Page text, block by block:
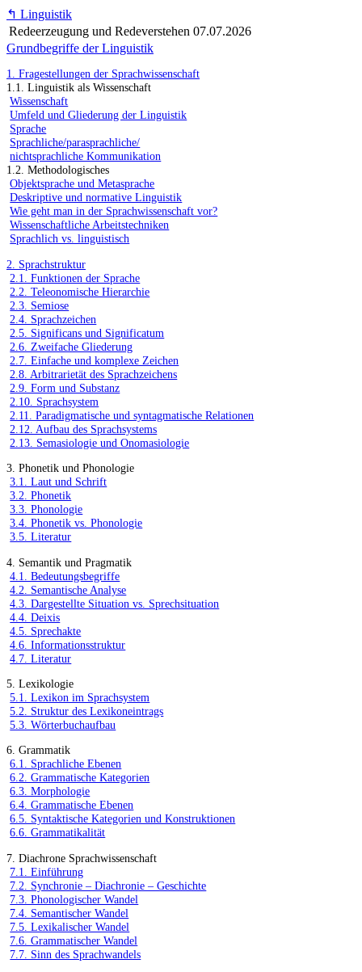
↰ Linguistik
Redeerzeugung und Redeverstehen 07.07.2026
Grundbegriffe der Linguistik
1. Fragestellungen der Sprachwissenschaft
1.1. Linguistik als Wissenschaft
Wissenschaft
Umfeld und Gliederung der Linguistik
Sprache
Sprachliche/parasprachliche/
nichtsprachliche Kommunikation
1.2. Methodologisches
Objektsprache und Metasprache
Deskriptive und normative Linguistik
Wie geht man in der Sprachwissenschaft vor?
Wissenschaftliche Arbeitstechniken
Sprachlich vs. linguistisch
2. Sprachstruktur
2.1. Funktionen der Sprache
2.2. Teleonomische Hierarchie
2.3. Semiose
2.4. Sprachzeichen
2.5. Significans und Significatum
2.6. Zweifache Gliederung
2.7. Einfache und komplexe Zeichen
2.8. Arbitrarietät des Sprachzeichens
2.9. Form und Substanz
2.10. Sprachsystem
2.11. Paradigmatische und syntagmatische Relationen
2.12. Aufbau des Sprachsystems
2.13. Semasiologie und Onomasiologie
3. Phonetik und Phonologie
3.1. Laut und Schrift
3.2. Phonetik
3.3. Phonologie
3.4. Phonetik vs. Phonologie
3.5. Literatur
4. Semantik und Pragmatik
4.1. Bedeutungsbegriffe
4.2. Semantische Analyse
4.3. Dargestellte Situation vs. Sprechsituation
4.4. Deixis
4.5. Sprechakte
4.6. Informationsstruktur
4.7. Literatur
5. Lexikologie
5.1. Lexikon im Sprachsystem
5.2. Struktur des Lexikoneintrags
5.3. Wörterbuchaufbau
6. Grammatik
6.1. Sprachliche Ebenen
6.2. Grammatische Kategorien
6.3. Morphologie
6.4. Grammatische Ebenen
6.5. Syntaktische Kategorien und Konstruktionen
6.6. Grammatikalität
7. Diachrone Sprachwissenschaft
7.1. Einführung
7.2. Synchronie – Diachronie – Geschichte
7.3. Phonologischer Wandel
7.4. Semantischer Wandel
7.5. Lexikalischer Wandel
7.6. Grammatischer Wandel
7.7. Sinn des Sprachwandels